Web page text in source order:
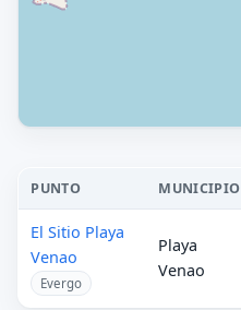
PUNTO MUNICIPIO
El Sitio Playa
Venao
Evergo
Playa
Venao